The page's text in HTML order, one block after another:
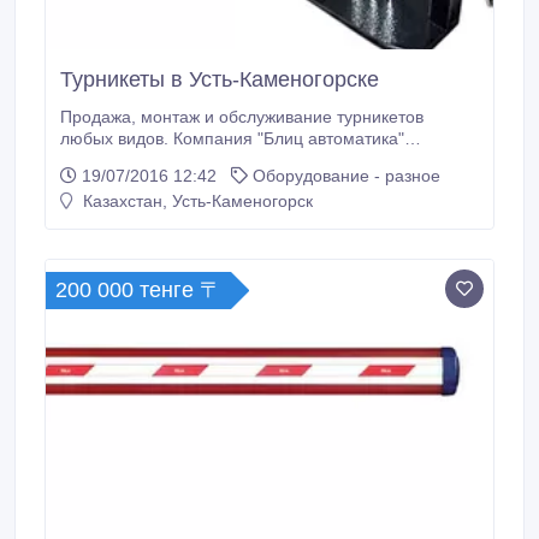
Турникеты в Усть-Каменогорске
Продажа, монтаж и обслуживание турникетов
любых видов. Компания "Блиц автоматика"
Турникеты-триподы 2. Калитки 3. Полу-ростовые
роторные турникеты 4. Полно-ростовые роторные
рассчитаны на большой срок службы (минимум 15
лет), отличаются высоким уровнем комфорта и
безопасности при их эксплуатации.
19/07/2016 12:42
Оборудование - разное
Казахстан, Усть-Каменогорск
200 000 тенге 〒